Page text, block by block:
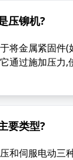
压铆机?
将金属紧固件(
通过施加压力,
要类型?
和伺服电动三